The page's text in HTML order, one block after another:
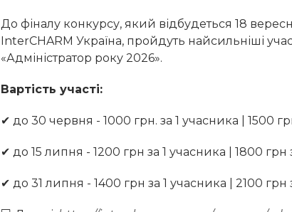
До фіналу конкурсу, який відбудеться 18
InterCHARM Україна, пройдуть найсильніші
«Адміністратор року 2026».
Вартість участі:
✔ до 30 червня - 1000 грн. за 1 учасника | 1500
✔ до 15 липня - 1200 грн за 1 учасника | 1800 грн
✔ до 31 липня - 1400 грн за 1 учасника | 2100 грн